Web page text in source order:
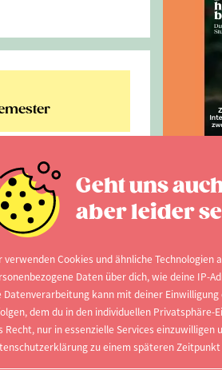
Geht uns
aber leider
verwenden Cookies und ähnliche
Daten über dich, wie deine IP-
Datenverarbeitung kann mit deiner
dem du in den individuellen Privatsphäre-
Recht, nur in essenzielle Services einzuwilligen
zu einem späteren
und Bau von
Freie